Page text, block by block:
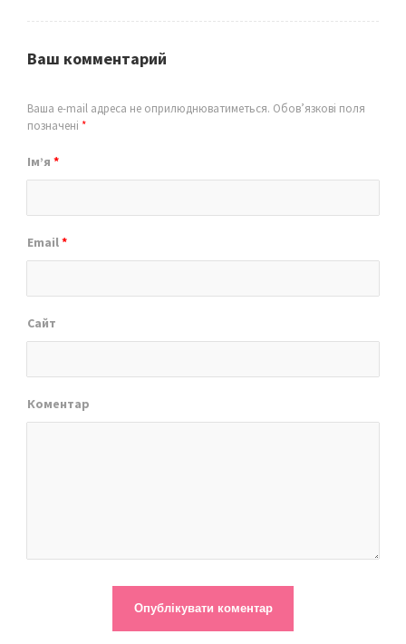
Ваш комментарий
Ваша e-mail адреса не оприлюднюватиметься. Обов’язкові поля
позначені *
Ім’я *
Email*
Сайт
Коментар